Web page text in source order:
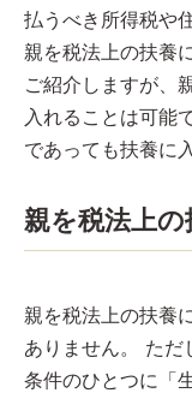
払うべき所得税や
親を税法上の扶養
ご紹介しますが、
入れることは可能
であっても扶養に
親を税法上
親を税法上の扶養
ありません。 ただ
条件のひとつに「